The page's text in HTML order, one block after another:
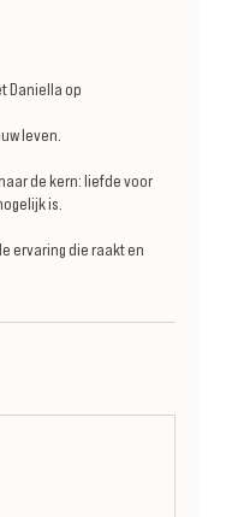
Daniella op
leven.
de kern: liefde voor
is.
ervaring die raakt en